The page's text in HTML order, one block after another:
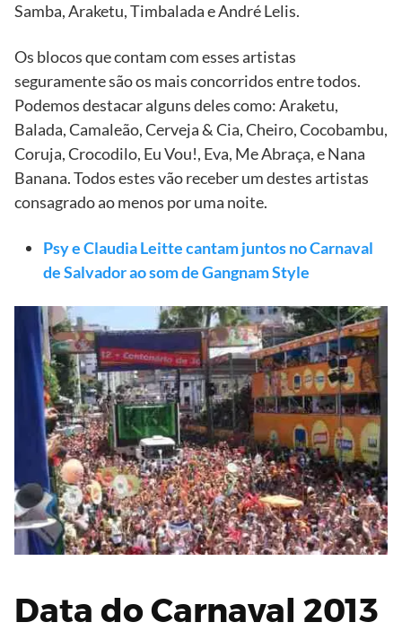
Samba, Araketu, Timbalada e André Lelis.
Os blocos que contam com esses artistas
seguramente são os mais concorridos entre todos.
Podemos destacar alguns deles como: Araketu,
Balada, Camaleão, Cerveja & Cia, Cheiro, Cocobambu,
Coruja, Crocodilo, Eu Vou!, Eva, Me Abraça, e Nana
Banana. Todos estes vão receber um destes artistas
consagrado ao menos por uma noite.
Psy e Claudia Leitte cantam juntos no Carnaval
de Salvador ao som de Gangnam Style
Data do Carnaval 2013